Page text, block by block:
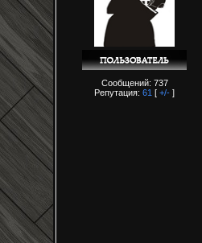
Сообщений: 737
Репутация: 61 [ +/- ]